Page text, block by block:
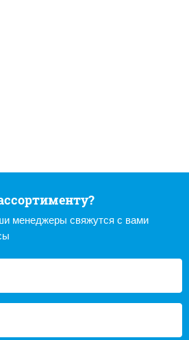
менеджеры свяжутся с вами